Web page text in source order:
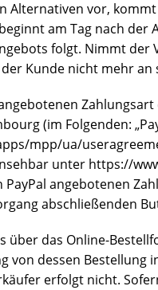
Alternativen vor,
am Tag nach
folgt. Nimmt
Kunde nicht mehr
(im Folgenden:
mpp/ua/
unter https://
angebotenen
abschließenden
über das Online-
von dessen Bestellung
erfolgt nicht.